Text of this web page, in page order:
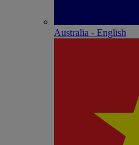
Australia - English